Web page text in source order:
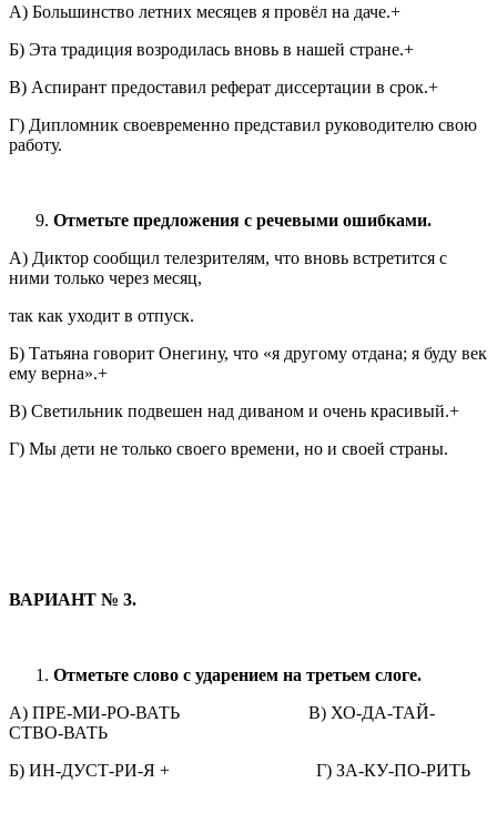
А) Большинство летних месяцев я провёл на даче.+
Б) Эта традиция возродилась вновь в нашей стране.+
В) Аспирант предоставил реферат диссертации в срок.+
Г) Дипломник своевременно представил руководителю свою
работу.
Отметьте предложения с речевыми ошибками.
А) Диктор сообщил телезрителям, что вновь встретится с
ними только через месяц,
так как уходит в отпуск.
Б) Татьяна говорит Онегину, что «я другому отдана; я буду век
ему верна».+
В) Светильник подвешен над диваном и очень красивый.+
Г) Мы дети не только своего времени, но и своей страны.
ВАРИАНТ № 3.
Отметьте слово с ударением на третьем слоге.
А) ПРЕ-МИ-РО-ВАТЬ В) ХО-ДА-ТАЙ-
СТВО-ВАТЬ
Б) ИН-ДУСТ-РИ-Я + Г) ЗА-КУ-ПО-РИТЬ